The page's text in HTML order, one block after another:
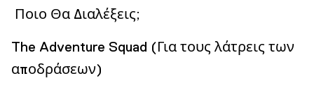
Ποιο Θα Διαλέξεις;
The Adventure Squad (Για τους λάτρεις των
αποδράσεων)